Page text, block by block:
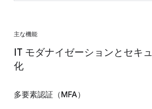
主な機能
IT モダナイゼーションとセキ
化
多要素認証（MFA）